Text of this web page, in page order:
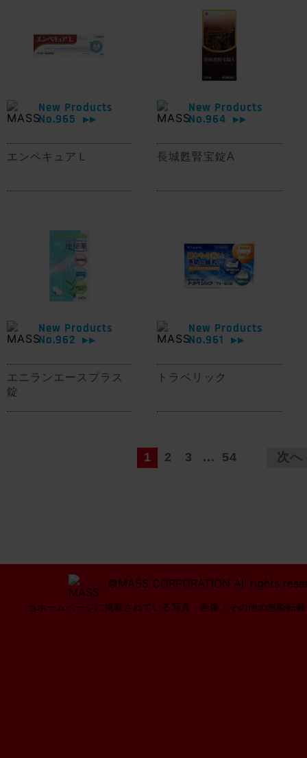
New Products
No.965
▶▶
エンペキュアＬ
New Products
No.964
▶▶
長城甦腎宝錠A
New Products
No.962
▶▶
エニランエースプラス
錠
New Products
No.961
▶▶
トラベリック
1 2 3 ... 54 次
©MASS CORPORATION All rights
当ホームページに掲載されている写真・画像・その他の無断転